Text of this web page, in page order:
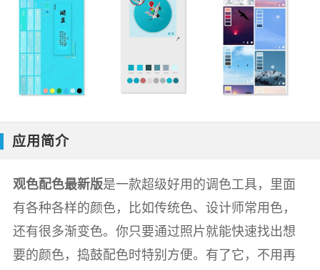
应用简介
观色配色最新版是一款超级好用的调色工具，里面
有各种各样的颜色，比如传统色、设计师常用色，
还有很多渐变色。你只要通过照片就能快速找出想
要的颜色，捣鼓配色时特别方便。有了它，不用再